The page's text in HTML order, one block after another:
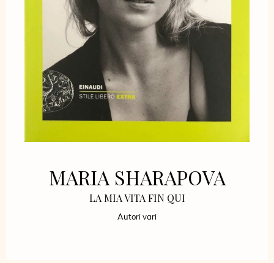
MARIA SHARAPOVA
LA MIA VITA FIN QUI
Autori vari